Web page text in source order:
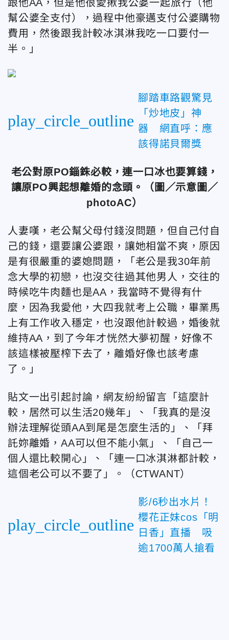
跟他AA，但是他很愛揪我公婆一起旅行（他
幫公婆全支付），過程中他豪邁支付公婆購物
費用，然後跟我計較冰淇淋我吃一口要付一
半。」
play_circle_outline
腳踏車路觀驚見
「炒地皮」神
器 網直呼：應
該得諾貝爾獎
老公對原PO錙銖必較，連一口冰也要算錢，
讓原PO興起想離婚的念頭。（圖／示意圖／
photoAC）
人妻嘆，老公幫父母付錢沒問題，但自己付自
己的錢，還要讓公婆跟，讓她相當不爽，原因
是有很嚴重的婆媳問題，「老公是我30年前
念大學的初戀，也沒交往過其他男人，交往的
時候吃牛肉麵也是AA，我當時不覺得有什
麼，因為我愛他，大四我就考上公職，畢業馬
上有工作收入穩定，也沒跟他計較過，婚後就
維持AA，到了今年才恍然大夢初醒，好像不
該這樣被壓榨下去了，離婚好像也該考慮
了。」
貼文一出引起討論，網友紛紛留言「這麼計
較，居然可以生活20幾年」、「我真的是沒
辦法理解從頭AA到尾是怎麼生活的」、「拜
託妳離婚，AA可以但不能小氣」、「自己一
個人還比較開心」、「連一口冰淇淋都計較，
這個老公可以不要了」。（CTWANT）
play_circle_outline
影/6秒出水片！
櫻花正妹cos「明
日香」直播 吸
逾1700萬人搶看